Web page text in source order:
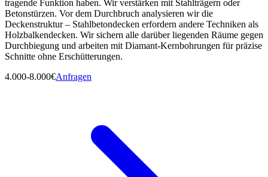
tragende Funktion haben. Wir verstärken mit Stahlträgern oder
Betonstürzen. Vor dem Durchbruch analysieren wir die
Deckenstruktur – Stahlbetondecken erfordern andere Techniken als
Holzbalkendecken. Wir sichern alle darüber liegenden Räume gegen
Durchbiegung und arbeiten mit Diamant-Kernbohrungen für präzise
Schnitte ohne Erschütterungen.
4.000-8.000€Anfragen